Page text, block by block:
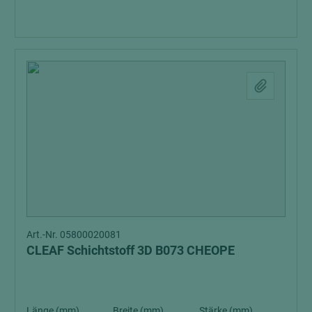
Art.-Nr. 05800020081
CLEAF Schichtstoff 3D B073 CHEOPE